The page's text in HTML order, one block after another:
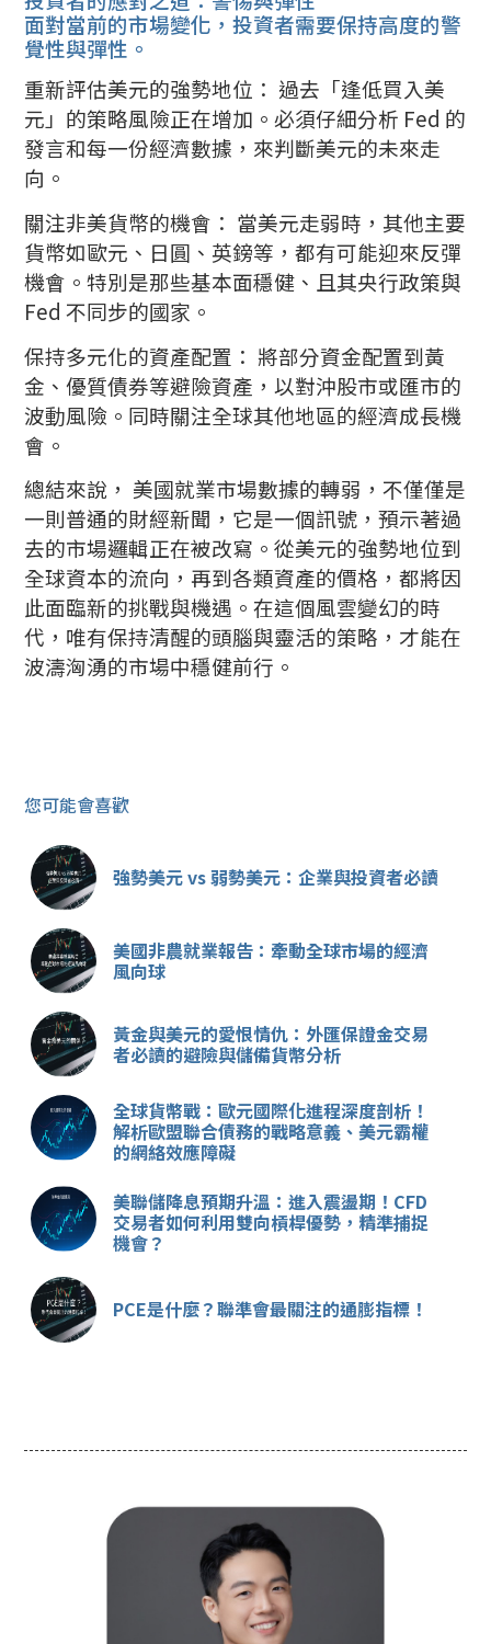
面對當前的市場變化，投資者需要保持高度的警
覺性與彈性。
重新評估美元的強勢地位： 過去「逢低買入美
元」的策略風險正在增加。必須仔細分析 Fed 的
發言和每一份經濟數據，來判斷美元的未來走
向。
關注非美貨幣的機會： 當美元走弱時，其他主要
貨幣如歐元、日圓、英鎊等，都有可能迎來反彈
機會。特別是那些基本面穩健、且其央行政策與
Fed 不同步的國家。
保持多元化的資產配置： 將部分資金配置到黃
金、優質債券等避險資產，以對沖股市或匯市的
波動風險。同時關注全球其他地區的經濟成長機
會。
總結來說， 美國就業市場數據的轉弱，不僅僅是
一則普通的財經新聞，它是一個訊號，預示著過
去的市場邏輯正在被改寫。從美元的強勢地位到
全球資本的流向，再到各類資產的價格，都將因
此面臨新的挑戰與機遇。在這個風雲變幻的時
代，唯有保持清醒的頭腦與靈活的策略，才能在
波濤洶湧的市場中穩健前行。
您可能會喜歡
強勢美元 vs 弱勢美元：企業與投資者必讀
美國非農就業報告：牽動全球市場的經濟
風向球
黃金與美元的愛恨情仇：外匯保證金交易
者必讀的避險與儲備貨幣分析
全球貨幣戰：歐元國際化進程深度剖析！
解析歐盟聯合債務的戰略意義、美元霸權
的網絡效應障礙
美聯儲降息預期升溫：進入震盪期！CFD
交易者如何利用雙向槓桿優勢，精準捕捉
機會？
PCE是什麼？聯準會最關注的通膨指標！